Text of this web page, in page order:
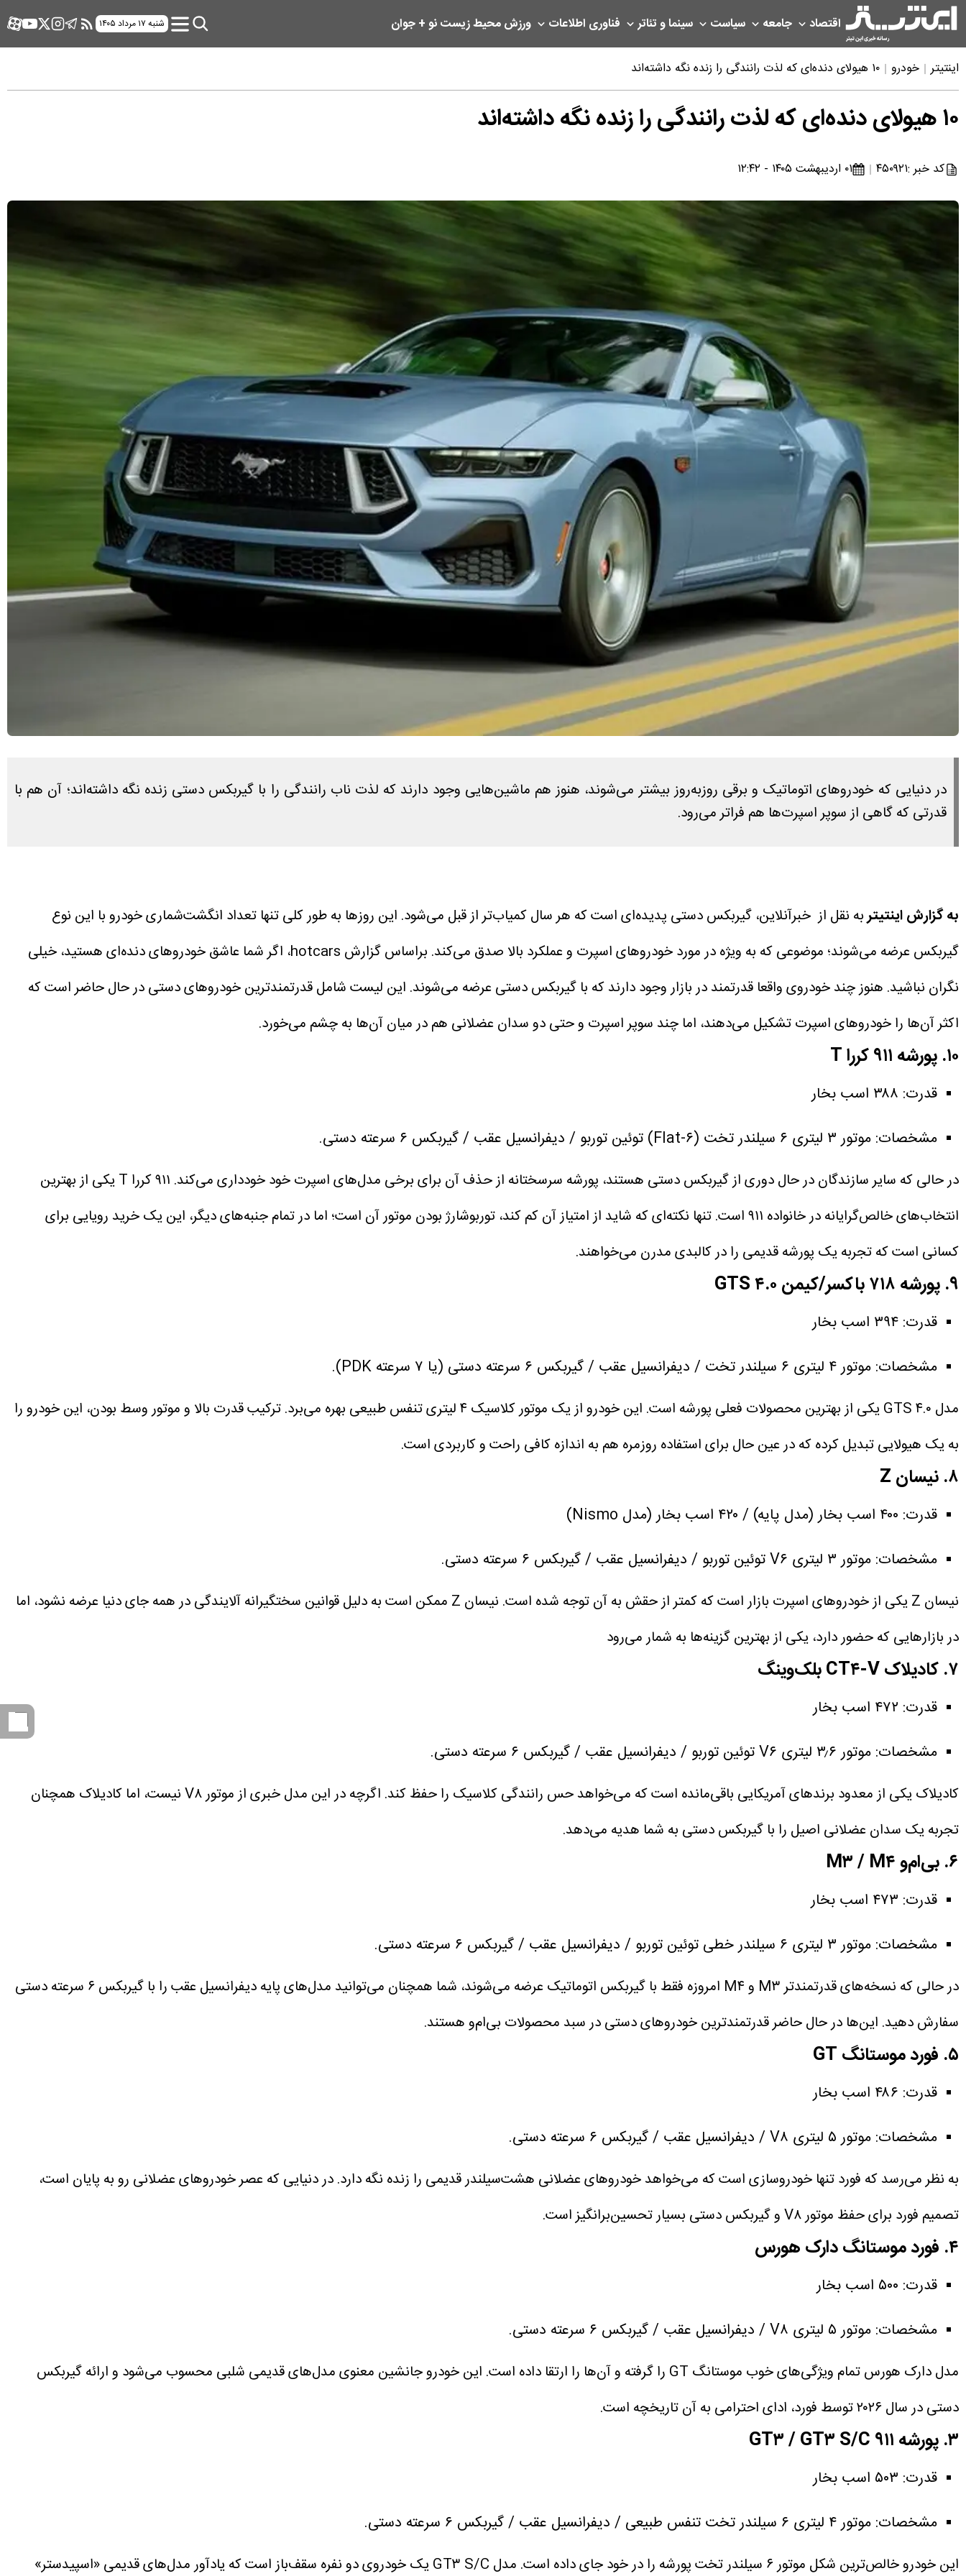
اقتصاد جامعه سیاست سینما و تئاتر فناوری اطلاعات ورزشمحیط زیستنو + جوان شنبه ۱۷ مرداد ۱۴۰۵
اینتیتر خودرو ۱۰ هیولای دنده‌ای که لذت رانندگی را زنده نگه داشته‌اند
۱۰ هیولای دنده‌ای که لذت رانندگی را زنده نگه داشته‌اند
کد خبر :۴۵۰۹۲۱ ۰۱ اردیبهشت ۱۴۰۵ - ۱۲:۴۲
در دنیایی که خودروهای اتوماتیک و برقی روزبه‌روز بیشتر می‌شوند، هنوز هم ماشین‌هایی وجود دارند که لذت ناب رانندگی را با گیربکس دستی زنده نگه داشته‌اند؛ آن هم با
قدرتی که گاهی از سوپر اسپرت‌ها هم فراتر می‌رود.
به گزارش اینتیتربه نقل از خبرآنلاین، گیربکس دستی پدیده‌ای است که هر سال کمیاب‌تر از قبل می‌شود. این روزها به طور کلی تنها تعداد انگشت‌شماری خودرو با این نوع
گیربکس عرضه می‌شوند؛ موضوعی که به‌ ویژه در مورد خودروهای اسپرت و عملکرد بالا صدق می‌کند.
براساس گزارش hotcars، اگر شما عاشق خودروهای دنده‌ای هستید، خیلی
نگران نباشید. هنوز چند خودروی واقعا قدرتمند در بازار وجود دارند که با گیربکس دستی عرضه می‌شوند. این لیست شامل قدرتمندترین خودروهای دستی در حال حاضر است که
اکثر آن‌ها را خودروهای اسپرت تشکیل می‌دهند، اما چند سوپر اسپرت و حتی دو سدان عضلانی هم در میان آن‌ها به چشم می‌خورد.
۱۰. پورشه ۹۱۱ کررا T
قدرت: ۳۸۸ اسب بخار
مشخصات: موتور ۳ لیتری ۶ سیلندر تخت (Flat-۶) توئین توربو / دیفرانسیل عقب / گیربکس ۶ سرعته دستی.
در حالی که سایر سازندگان در حال دوری از گیربکس دستی هستند، پورشه سرسختانه از حذف آن برای برخی مدل‌های اسپرت خود خودداری می‌کند. ۹۱۱ کررا T یکی از بهترین
انتخاب‌های خالص‌گرایانه در خانواده ۹۱۱ است. تنها نکته‌ای که شاید از امتیاز آن کم کند، توربوشارژ بودن موتور آن است؛ اما در تمام جنبه‌های دیگر، این یک خرید رویایی برای
کسانی است که تجربه یک پورشه قدیمی را در کالبدی مدرن می‌خواهند.
۹. پورشه ۷۱۸ باکسر/کیمن GTS ۴.۰
قدرت: ۳۹۴ اسب بخار
مشخصات: موتور ۴ لیتری ۶ سیلندر تخت / دیفرانسیل عقب / گیربکس ۶ سرعته دستی (یا ۷ سرعته PDK).
مدل GTS ۴.۰ یکی از بهترین محصولات فعلی پورشه است. این خودرو از یک موتور کلاسیک ۴ لیتری تنفس طبیعی بهره می‌برد. ترکیب قدرت بالا و موتور وسط بودن، این خودرو را
به یک هیولایی تبدیل کرده که در عین حال برای استفاده روزمره هم به اندازه کافی راحت و کاربردی است.
۸. نیسان Z
قدرت: ۴۰۰ اسب بخار (مدل پایه) / ۴۲۰ اسب بخار (مدل Nismo)
مشخصات: موتور ۳ لیتری V۶ توئین توربو / دیفرانسیل عقب / گیربکس ۶ سرعته دستی.
نیسان Z یکی از خودروهای اسپرت بازار است که کمتر از حقش به آن توجه شده است. نیسان Z ممکن است به دلیل قوانین سختگیرانه آلایندگی در همه جای دنیا عرضه نشود، اما
در بازارهایی که حضور دارد، یکی از بهترین گزینه‌ها به شمار می‌رود
۷. کادیلاک CT۴-V بلک‌وینگ
قدرت: ۴۷۲ اسب بخار
مشخصات: موتور ۳٫۶ لیتری V۶ توئین توربو / دیفرانسیل عقب / گیربکس ۶ سرعته دستی.
کادیلاک یکی از معدود برندهای آمریکایی باقی‌مانده است که می‌خواهد حس رانندگی کلاسیک را حفظ کند. اگرچه در این مدل خبری از موتور V۸ نیست، اما کادیلاک همچنان
تجربه یک سدان عضلانی اصیل را با گیربکس دستی به شما هدیه می‌دهد.
۶. بی‌ام‌و M۳ / M۴
قدرت: ۴۷۳ اسب بخار
مشخصات: موتور ۳ لیتری ۶ سیلندر خطی توئین توربو / دیفرانسیل عقب / گیربکس ۶ سرعته دستی.
در حالی که نسخه‌های قدرتمندتر M۳ و M۴ امروزه فقط با گیربکس اتوماتیک عرضه می‌شوند، شما همچنان می‌توانید مدل‌های پایه دیفرانسیل عقب را با گیربکس ۶ سرعته دستی
سفارش دهید. این‌ها در حال حاضر قدرتمندترین خودروهای دستی در سبد محصولات بی‌ام‌و هستند.
۵. فورد موستانگ GT
قدرت: ۴۸۶ اسب بخار
مشخصات: موتور ۵ لیتری V۸ / دیفرانسیل عقب / گیربکس ۶ سرعته دستی.
به نظر می‌رسد که فورد تنها خودروسازی است که می‌خواهد خودروهای عضلانی هشت‌سیلندر قدیمی را زنده نگه دارد. در دنیایی که عصر خودروهای عضلانی رو به پایان است،
تصمیم فورد برای حفظ موتور V۸ و گیربکس دستی بسیار تحسین‌برانگیز است.
۴. فورد موستانگ دارک هورس
قدرت: ۵۰۰ اسب بخار
مشخصات: موتور ۵ لیتری V۸ / دیفرانسیل عقب / گیربکس ۶ سرعته دستی.
مدل دارک هورس تمام ویژگی‌های خوب موستانگ GT را گرفته و آن‌ها را ارتقا داده است. این خودرو جانشین معنوی مدل‌های قدیمی شلبی محسوب می‌شود و ارائه گیربکس
دستی در سال ۲۰۲۶ توسط فورد، ادای احترامی به آن تاریخچه است.
۳. پورشه ۹۱۱ GT۳ / GT۳ S/C
قدرت: ۵۰۳ اسب بخار
مشخصات: موتور ۴ لیتری ۶ سیلندر تخت تنفس طبیعی / دیفرانسیل عقب / گیربکس ۶ سرعته دستی.
این خودرو خالص‌ترین شکل موتور ۶ سیلندر تخت پورشه را در خود جای داده است. مدل GT۳ S/C یک خودروی دو نفره سقف‌باز است که یادآور مدل‌های قدیمی «اسپیدستر»